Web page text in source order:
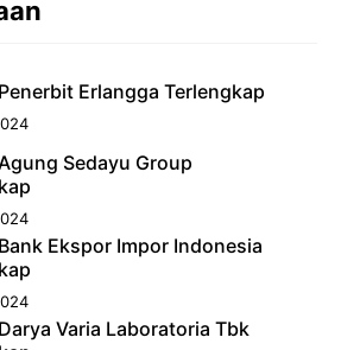
Erlangga Terlengkap
Sedayu Group
Ekspor Impor Indonesia
Varia Laboratoria Tbk